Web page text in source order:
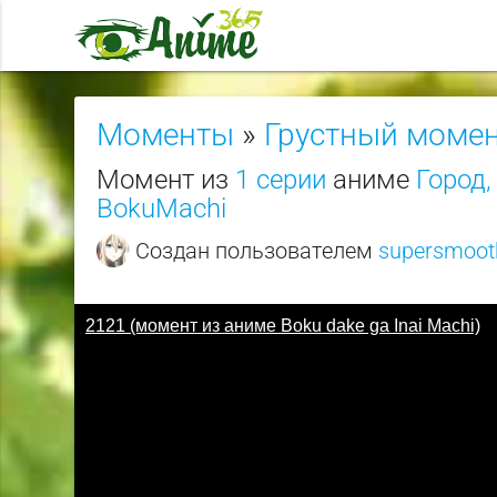
Моменты » Грустный
Момент из 1 серии аниме
BokuMachi
Создан пользователем